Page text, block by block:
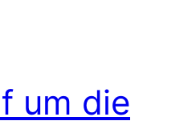
um die